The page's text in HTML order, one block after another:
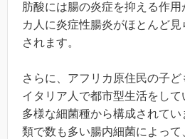
肪酸には腸の炎症を抑える作用
カ人に炎症性腸炎がほとんど
されます。
さらに、アフリカ原住民の子ど
イタリア人で都市型生活をし
多様な細菌種から構成されて
類で数も多い腸内細菌によって